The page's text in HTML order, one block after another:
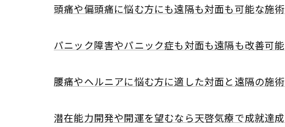
頭痛や偏頭痛に悩む方にも遠隔も対面も可能な施術
パニック障害やパニック症も対面も遠隔も改善可能
腰痛やヘルニアに悩む方に適した対面と遠隔の施術
潜在能力開発や開運を望むなら天啓気療で成就達成